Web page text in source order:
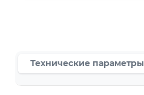
Технические параметры